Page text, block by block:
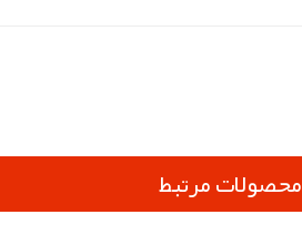
محصولات مرتبط